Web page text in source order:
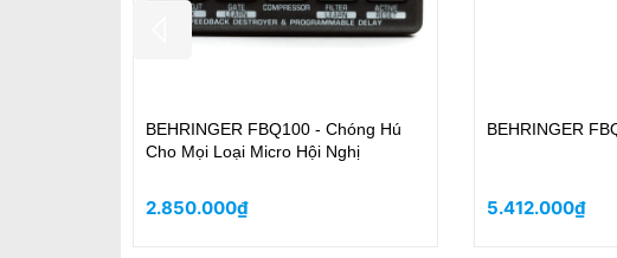
BEHRINGER FBQ2496 Loại bỏ hú
micro một cách dễ dàng
6.644.000₫
Behringer DI-4800A (Booster 4